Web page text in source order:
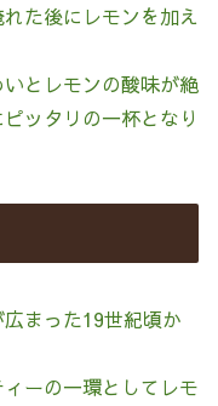
た後にレモンを加え
とレモンの酸味が絶
ッタリの一杯となり
まった19世紀頃か
ーの一環としてレモ